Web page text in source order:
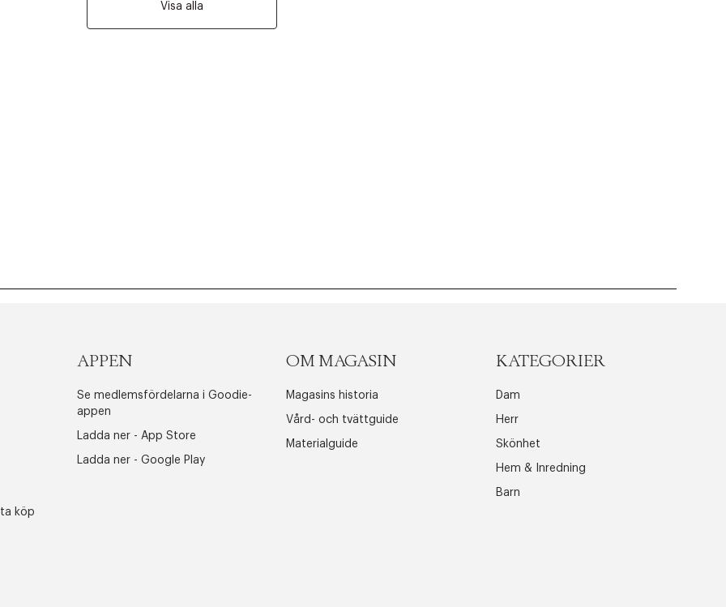
Visa alla
köp
APPEN
Se medlemsfördelarna i Goodie-
appen
Ladda ner - App Store
Ladda ner - Google Play
OM MAGASIN
Magasins historia
Vård- och tvättguide
Materialguide
KATEGORIER
Dam
Herr
Skönhet
Hem & Inredning
Barn